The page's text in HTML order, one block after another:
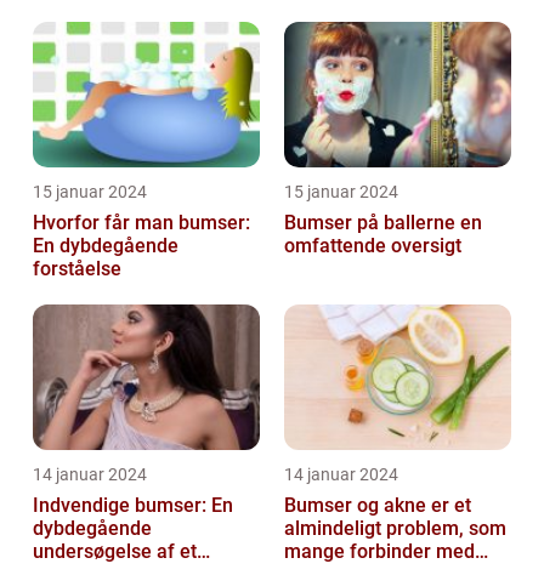
belastende for d...
15 januar 2024
Hvorfor får man bumser:
En dybdegående
forståelse
15 januar 2024
Bumser på ballerne en
omfattende oversigt
14 januar 2024
Indvendige bumser: En
dybdegående
undersøgelse af et
14 januar 2024
Bumser og akne er et
almindeligt problem, som
mange forbinder med